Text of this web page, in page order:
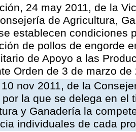
24 may 2011, de la
de Agricultura,
establecen condiciones
de pollos de engorde
de Apoyo a las
Orden de 3 de marzo de
nov 2011, de la
la que se delega en el
y Ganadería la
individuales de cada